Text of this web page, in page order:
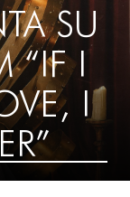
SU
“IF I
I